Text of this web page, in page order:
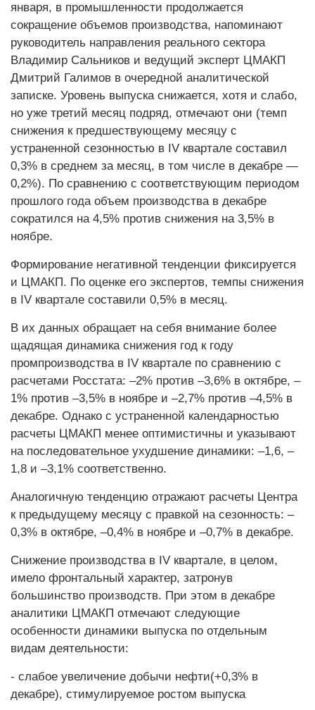
января, в промышленности продолжается
сокращение объемов производства, напоминают
руководитель направления реального сектора
Владимир Сальников и ведущий эксперт ЦМАКП
Дмитрий Галимов в очередной аналитической
записке. Уровень выпуска снижается, хотя и слабо,
но уже третий месяц подряд, отмечают они (темп
снижения к предшествующему месяцу с
устраненной сезонностью в IV квартале составил
0,3% в среднем за месяц, в том числе в декабре —
0,2%). По сравнению с соответствующим периодом
прошлого года объем производства в декабре
сократился на 4,5% против снижения на 3,5% в
ноябре.
Формирование негативной тенденции фиксируется
и ЦМАКП. По оценке его экспертов, темпы снижения
в IV квартале составили 0,5% в месяц.
В их данных обращает на себя внимание более
щадящая динамика снижения год к году
промпроизводства в IV квартале по сравнению с
расчетами Росстата: –2% против –3,6% в октябре, –
1% против –3,5% в ноябре и –2,7% против –4,5% в
декабре. Однако с устраненной календарностью
расчеты ЦМАКП менее оптимистичны и указывают
на последовательное ухудшение динамики: –1,6, –
1,8 и –3,1% соответственно.
Аналогичную тенденцию отражают расчеты Центра
к предыдущему месяцу с правкой на сезонность: –
0,3% в октябре, –0,4% в ноябре и –0,7% в декабре.
Снижение производства в IV квартале, в целом,
имело фронтальный характер, затронув
большинство производств. При этом в декабре
аналитики ЦМАКП отмечают следующие
особенности динамики выпуска по отдельным
видам деятельности:
- слабое увеличение добычи нефти(+0,3% в
декабре), стимулируемое ростом выпуска